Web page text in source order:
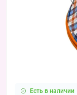
Есть в наличии